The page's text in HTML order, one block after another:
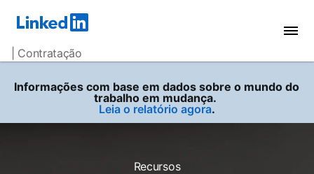
| Contratação
Informações com base em dados sobre o mundo do
trabalho em mudança.
Leia o relatório agora.
Recursos